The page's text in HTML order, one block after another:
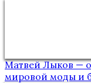
Матвей Лыков —
мировой моды и